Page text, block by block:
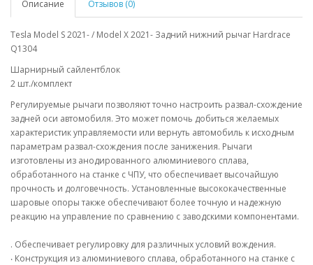
Описание Отзывов (0)
Tesla Model S 2021- / Model X 2021- Задний нижний рычаг Hardrace
Q1304
Шарнирный сайлентблок
2 шт./комплект
Регулируемые рычаги позволяют точно настроить развал-схождение
задней оси автомобиля. Это может помочь добиться желаемых
характеристик управляемости или вернуть автомобиль к исходным
параметрам развал-схождения после занижения. Рычаги
изготовлены из анодированного алюминиевого сплава,
обработанного на станке с ЧПУ, что обеспечивает высочайшую
прочность и долговечность. Установленные высококачественные
шаровые опоры также обеспечивают более точную и надежную
реакцию на управление по сравнению с заводскими компонентами.
. Обеспечивает регулировку для различных условий вождения.
‧ Конструкция из алюминиевого сплава, обработанного на станке с